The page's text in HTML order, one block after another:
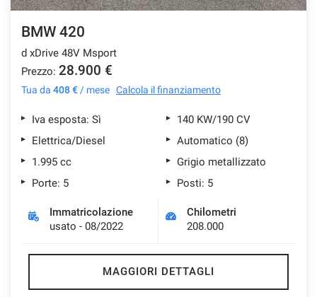
BMW 420
d xDrive 48V Msport
Prezzo: 28.900 €
Tua da 408 € / mese Calcola il finanziamento
Iva esposta: Sì
140 KW/190 CV
Elettrica/Diesel
Automatico (8)
1.995 cc
Grigio metallizzato
Porte: 5
Posti: 5
Immatricolazione
usato - 08/2022
Chilometri
208.000
MAGGIORI DETTAGLI